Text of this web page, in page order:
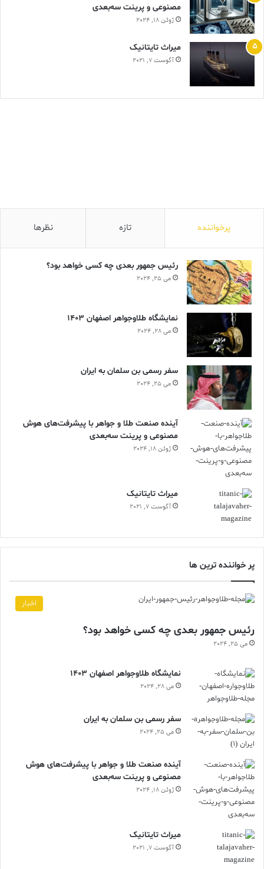
مصنوعی و پرینت سه‌بعدی
ژوئن 18, 2024
ميراث تايتانيک
آگوست 7, 2021
پرخواننده تازه نظرها
رئیس جمهور بعدی چه کسی خواهد بود؟
می 25, 2024
نمایشگاه طلاوجواهر اصفهان 1403
می 28, 2024
سفر رسمی بن سلمان به ایران
می 25, 2024
آینده صنعت طلا و جواهر با پیشرفت‌های هوش
مصنوعی و پرینت سه‌بعدی
ژوئن 18, 2024
ميراث تايتانيک
آگوست 7, 2021
پر خواننده ترین ها
اخبار
رئیس جمهور بعدی چه کسی خواهد بود؟
می 25, 2024
نمایشگاه طلاوجواهر اصفهان 1403
می 28, 2024
سفر رسمی بن سلمان به ایران
می 25, 2024
آینده صنعت طلا و جواهر با پیشرفت‌های هوش
مصنوعی و پرینت سه‌بعدی
ژوئن 18, 2024
ميراث تايتانيک
آگوست 7, 2021